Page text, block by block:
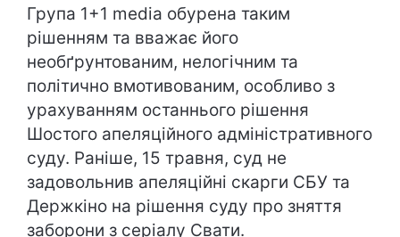
Група 1+1 media обурена таким
рішенням та вважає його
необґрунтованим, нелогічним та
політично вмотивованим, особливо з
урахуванням останнього рішення
Шостого апеляційного адміністративного
суду. Раніше, 15 травня, суд не
задовольнив апеляційні скарги СБУ та
Держкіно на рішення суду про зняття
заборони з серіалу Свати.